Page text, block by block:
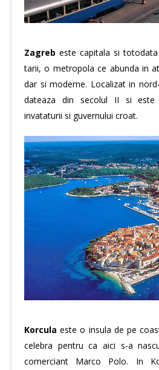
Zagreb este capitala si
tarii, o metropola ce abunda in
dar si moderne. Localizat in
dateaza din secolul II si este
invataturii si guvernului croat.
Korcula este o insula de pe
celebra pentru ca aici s-a
comerciant Marco Polo. In